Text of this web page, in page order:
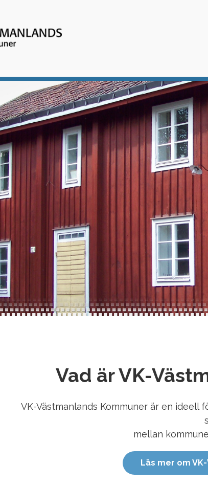
Vad är VK-
VK-Västmanlands Kommuner är en
mellan
Läs mer om